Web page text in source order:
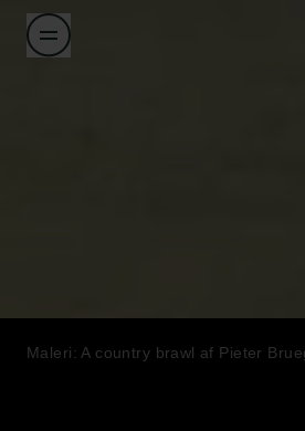
Maleri: A country brawl af Pieter